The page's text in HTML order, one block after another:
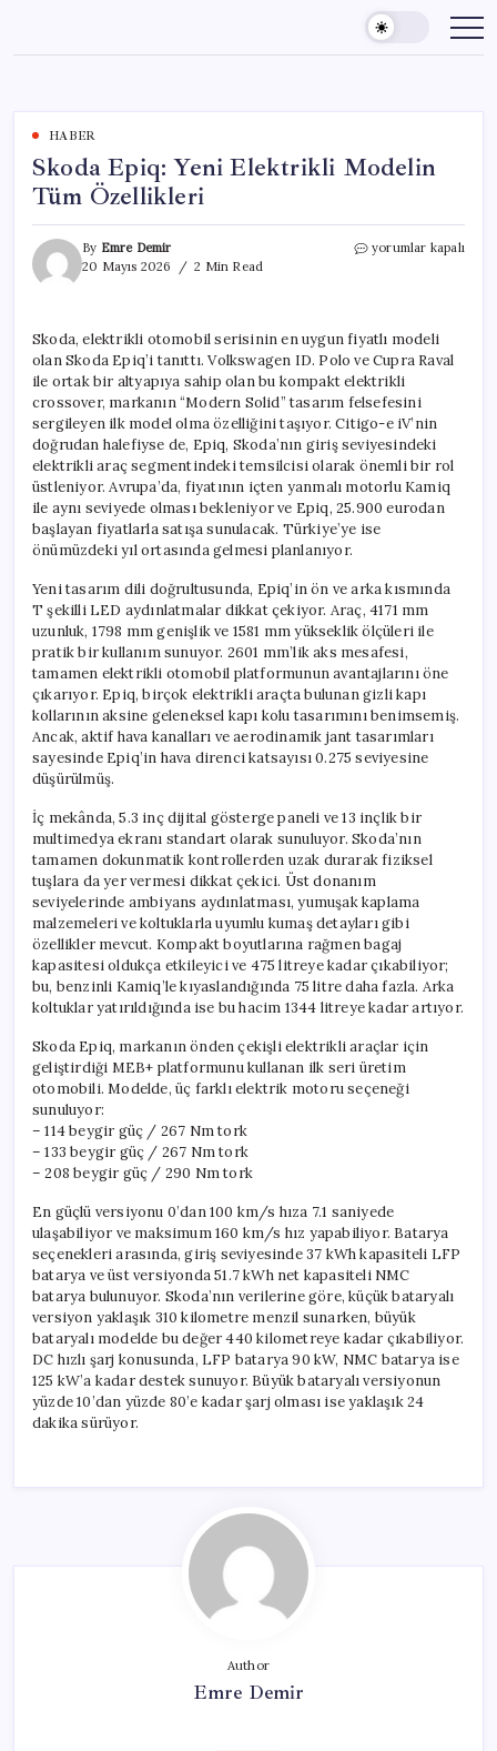
content
HABER
Skoda Epiq: Yeni Elektrikli Modelin
Tüm Özellikleri
By Emre Demir
20 Mayıs 2026
2 Min Read
Skoda
Tüm
Özellikleri
için
yorumlar kapalı
Skoda, elektrikli otomobil serisinin en uygun fiyatlı modeli
olan Skoda Epiq’i tanıttı. Volkswagen ID. Polo ve Cupra Raval
ile ortak bir altyapıya sahip olan bu kompakt elektrikli
crossover, markanın “Modern Solid” tasarım felsefesini
sergileyen ilk model olma özelliğini taşıyor. Citigo-e iV’nin
doğrudan halefiyse de, Epiq, Skoda’nın giriş seviyesindeki
elektrikli araç segmentindeki temsilcisi olarak önemli bir rol
üstleniyor. Avrupa’da, fiyatının içten yanmalı motorlu Kamiq
ile aynı seviyede olması bekleniyor ve Epiq, 25.900 eurodan
başlayan fiyatlarla satışa sunulacak. Türkiye’ye ise
önümüzdeki yıl ortasında gelmesi planlanıyor.
Yeni tasarım dili doğrultusunda, Epiq’in ön ve arka kısmında
T şekilli LED aydınlatmalar dikkat çekiyor. Araç, 4171 mm
uzunluk, 1798 mm genişlik ve 1581 mm yükseklik ölçüleri ile
pratik bir kullanım sunuyor. 2601 mm’lik aks mesafesi,
tamamen elektrikli otomobil platformunun avantajlarını öne
çıkarıyor. Epiq, birçok elektrikli araçta bulunan gizli kapı
kollarının aksine geleneksel kapı kolu tasarımını benimsemiş.
Ancak, aktif hava kanalları ve aerodinamik jant tasarımları
sayesinde Epiq’in hava direnci katsayısı 0.275 seviyesine
düşürülmüş.
İç mekânda, 5.3 inç dijital gösterge paneli ve 13 inçlik bir
multimedya ekranı standart olarak sunuluyor. Skoda’nın
tamamen dokunmatik kontrollerden uzak durarak fiziksel
tuşlara da yer vermesi dikkat çekici. Üst donanım
seviyelerinde ambiyans aydınlatması, yumuşak kaplama
malzemeleri ve koltuklarla uyumlu kumaş detayları gibi
özellikler mevcut. Kompakt boyutlarına rağmen bagaj
kapasitesi oldukça etkileyici ve 475 litreye kadar çıkabiliyor;
bu, benzinli Kamiq’le kıyaslandığında 75 litre daha fazla. Arka
koltuklar yatırıldığında ise bu hacim 1344 litreye kadar artıyor.
Skoda Epiq, markanın önden çekişli elektrikli araçlar için
geliştirdiği MEB+ platformunu kullanan ilk seri üretim
otomobili. Modelde, üç farklı elektrik motoru seçeneği
sunuluyor:
– 114 beygir güç / 267 Nm tork
– 133 beygir güç / 267 Nm tork
– 208 beygir güç / 290 Nm tork
En güçlü versiyonu 0’dan 100 km/s hıza 7.1 saniyede
ulaşabiliyor ve maksimum 160 km/s hız yapabiliyor. Batarya
seçenekleri arasında, giriş seviyesinde 37 kWh kapasiteli LFP
batarya ve üst versiyonda 51.7 kWh net kapasiteli NMC
batarya bulunuyor. Skoda’nın verilerine göre, küçük bataryalı
versiyon yaklaşık 310 kilometre menzil sunarken, büyük
bataryalı modelde bu değer 440 kilometreye kadar çıkabiliyor.
DC hızlı şarj konusunda, LFP batarya 90 kW, NMC batarya ise
125 kW’a kadar destek sunuyor. Büyük bataryalı versiyonun
yüzde 10’dan yüzde 80’e kadar şarj olması ise yaklaşık 24
dakika sürüyor.
Author
Emre Demir